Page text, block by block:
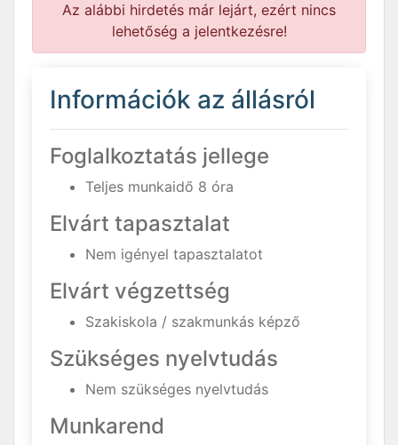
Az alábbi hirdetés már lejárt, ezért nincs
lehetőség a jelentkezésre!
Információk az állásról
Foglalkoztatás jellege
Teljes munkaidő 8 óra
Elvárt tapasztalat
Nem igényel tapasztalatot
Elvárt végzettség
Szakiskola / szakmunkás képző
Szükséges nyelvtudás
Nem szükséges nyelvtudás
Munkarend